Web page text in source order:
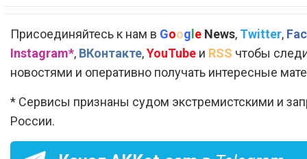
Присоединяйтесь к нам в Google News, Twitter,
Instagram*, ВКонтакте,YouTube и RSS чтобы
новостями и оперативно получать интересные
* Сервисы признаны судом экстремистскими и
России.